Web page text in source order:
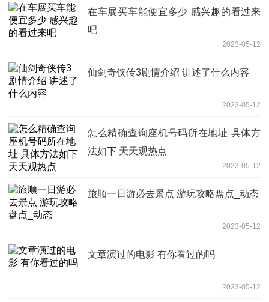
在车展买车能便宜多少 感兴趣的看过来
吧
2023-05-12
仙剑奇侠传3剧情介绍 讲述了什么内容
2023-05-12
怎么精确查询座机号码所在地址 具体方
法如下 天天观热点
2023-05-12
旅顺一日游必去景点 游玩攻略盘点_动态
2023-05-12
文章演过的电影 有你看过的吗
2023-05-12